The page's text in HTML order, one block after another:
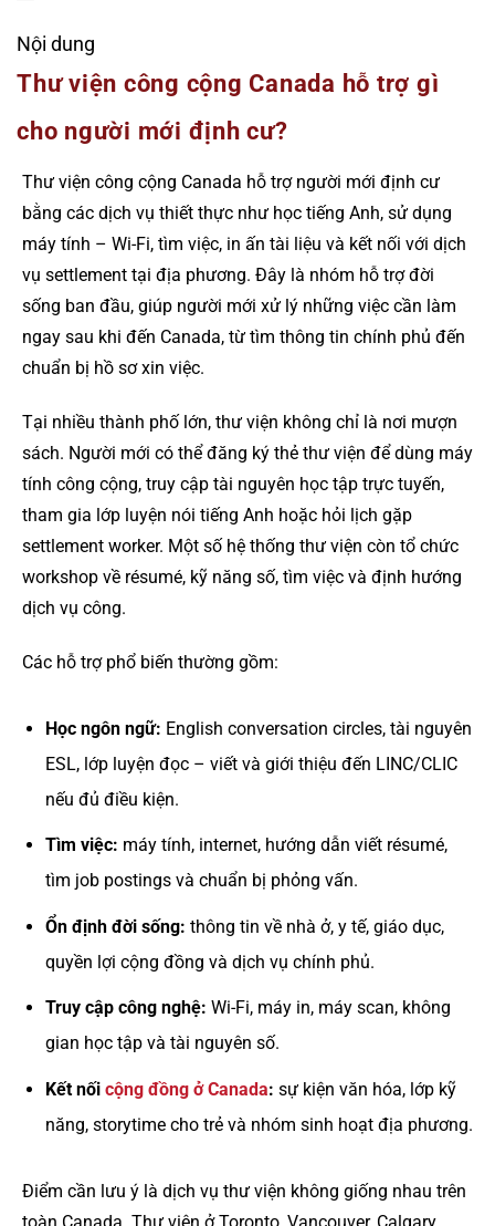
Nội dung
Thư viện công cộng Canada hỗ trợ gì
cho người mới định cư?
Thư viện công cộng Canada hỗ trợ người mới định cư
bằng các dịch vụ thiết thực như học tiếng Anh, sử dụng
máy tính – Wi-Fi, tìm việc, in ấn tài liệu và kết nối với dịch
vụ settlement tại địa phương. Đây là nhóm hỗ trợ đời
sống ban đầu, giúp người mới xử lý những việc cần làm
ngay sau khi đến Canada, từ tìm thông tin chính phủ đến
chuẩn bị hồ sơ xin việc.
Tại nhiều thành phố lớn, thư viện không chỉ là nơi mượn
sách. Người mới có thể đăng ký thẻ thư viện để dùng máy
tính công cộng, truy cập tài nguyên học tập trực tuyến,
tham gia lớp luyện nói tiếng Anh hoặc hỏi lịch gặp
settlement worker. Một số hệ thống thư viện còn tổ chức
workshop về résumé, kỹ năng số, tìm việc và định hướng
dịch vụ công.
Các hỗ trợ phổ biến thường gồm:
Học ngôn ngữ: English conversation circles, tài nguyên
ESL, lớp luyện đọc – viết và giới thiệu đến LINC/CLIC
nếu đủ điều kiện.
Tìm việc: máy tính, internet, hướng dẫn viết résumé,
tìm job postings và chuẩn bị phỏng vấn.
Ổn định đời sống: thông tin về nhà ở, y tế, giáo dục,
quyền lợi cộng đồng và dịch vụ chính phủ.
Truy cập công nghệ: Wi-Fi, máy in, máy scan, không
gian học tập và tài nguyên số.
Kết nối cộng đồng ở Canada: sự kiện văn hóa, lớp kỹ
năng, storytime cho trẻ và nhóm sinh hoạt địa phương.
Điểm cần lưu ý là dịch vụ thư viện không giống nhau trên